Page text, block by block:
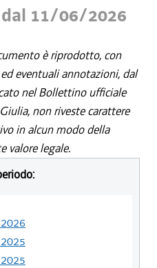
dal 11/06/2026
è riprodotto, con
eventuali annotazioni, dal
nel Bollettino ufficiale
non riveste carattere
in alcun modo della
valore legale.